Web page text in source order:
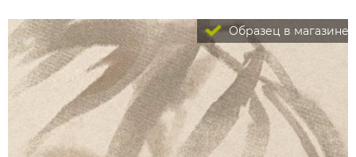
Образец в магазине